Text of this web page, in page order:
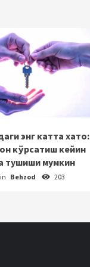
энг катта хато:
кўрсатиш кейин
тушиши мумкин
Behzod 203